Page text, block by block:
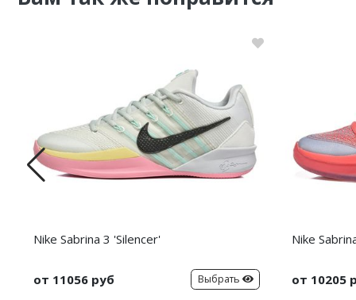
Nike Sabrina 3 'Silencer'
от 11056 руб Выбрать
Nike
от 10205